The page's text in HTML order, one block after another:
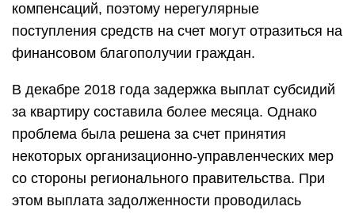
компенсаций, поэтому нерегулярные
поступления средств на счет могут отразиться на
финансовом благополучии граждан.
В декабре 2018 года задержка выплат субсидий
за квартиру составила более месяца. Однако
проблема была решена за счет принятия
некоторых организационно-управленческих мер
со стороны регионального правительства. При
этом выплата задолженности проводилась